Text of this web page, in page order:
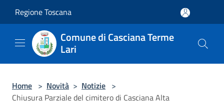
Regione Toscana
Comune di Casciana Terme
Lari
Home > Novità > Notizie >
Chiusura Parziale del cimitero di Casciana Alta